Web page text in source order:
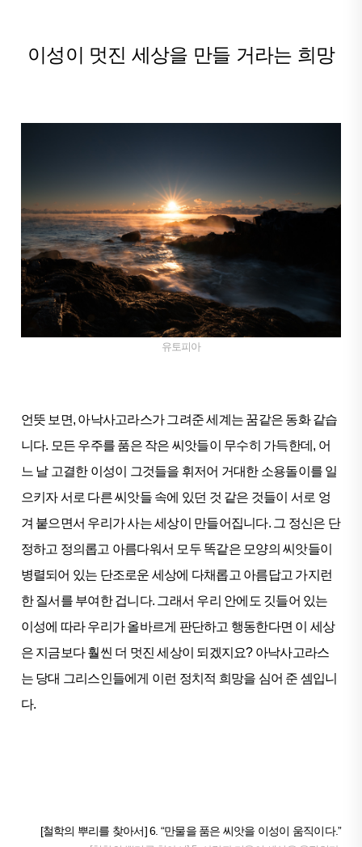
이성이 멋진 세상을 만들 거라는 희망
유토피아
언뜻 보면, 아낙사고라스가 그려준 세계는 꿈같은 동화 같습
니다. 모든 우주를 품은 작은 씨앗들이 무수히 가득한데, 어
느 날 고결한 이성이 그것들을 휘저어 거대한 소용돌이를 일
으키자 서로 다른 씨앗들 속에 있던 것 같은 것들이 서로 엉
겨 붙으면서 우리가 사는 세상이 만들어집니다. 그 정신은 단
정하고 정의롭고 아름다워서 모두 똑같은 모양의 씨앗들이
병렬되어 있는 단조로운 세상에 다채롭고 아름답고 가지런
한 질서를 부여한 겁니다. 그래서 우리 안에도 깃들어 있는
이성에 따라 우리가 올바르게 판단하고 행동한다면 이 세상
은 지금보다 훨씬 더 멋진 세상이 되겠지요? 아낙사고라스
는 당대 그리스인들에게 이런 정치적 희망을 심어 준 셈입니
다.
[철학의 뿌리를 찾아서] 6. “만물을 품은 씨앗을 이성이 움직이다.”